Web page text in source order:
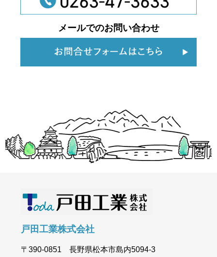
メールでのお問い合わせ
戸田工業株式会社
〒390-0851 長野県松本市島内5094-3